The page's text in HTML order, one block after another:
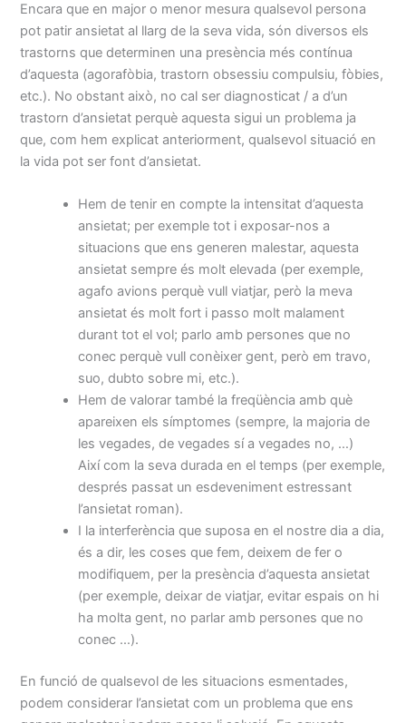
Encara que en major o menor mesura qualsevol persona
pot patir ansietat al llarg de la seva vida, són diversos els
trastorns que determinen una presència més contínua
d’aquesta (agorafòbia, trastorn obsessiu compulsiu, fòbies,
etc.). No obstant això, no cal ser diagnosticat / a d’un
trastorn d’ansietat perquè aquesta sigui un problema ja
que, com hem explicat anteriorment, qualsevol situació en
la vida pot ser font d’ansietat.
Hem de tenir en compte la intensitat d’aquesta
ansietat; per exemple tot i exposar-nos a
situacions que ens generen malestar, aquesta
ansietat sempre és molt elevada (per exemple,
agafo avions perquè vull viatjar, però la meva
ansietat és molt fort i passo molt malament
durant tot el vol; parlo amb persones que no
conec perquè vull conèixer gent, però em travo,
suo, dubto sobre mi, etc.).
Hem de valorar també la freqüència amb què
apareixen els símptomes (sempre, la majoria de
les vegades, de vegades sí a vegades no, …)
Així com la seva durada en el temps (per exemple,
després passat un esdeveniment estressant
l’ansietat roman).
I la interferència que suposa en el nostre dia a dia,
és a dir, les coses que fem, deixem de fer o
modifiquem, per la presència d’aquesta ansietat
(per exemple, deixar de viatjar, evitar espais on hi
ha molta gent, no parlar amb persones que no
conec …).
En funció de qualsevol de les situacions esmentades,
podem considerar l’ansietat com un problema que ens